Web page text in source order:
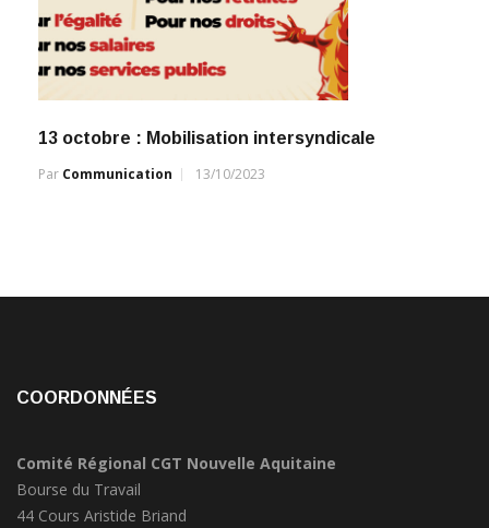
13 octobre : Mobilisation intersyndicale
Par Communication 13/10/2023
COORDONNÉES
Comité Régional CGT Nouvelle Aquitaine
Bourse du Travail
44 Cours Aristide Briand